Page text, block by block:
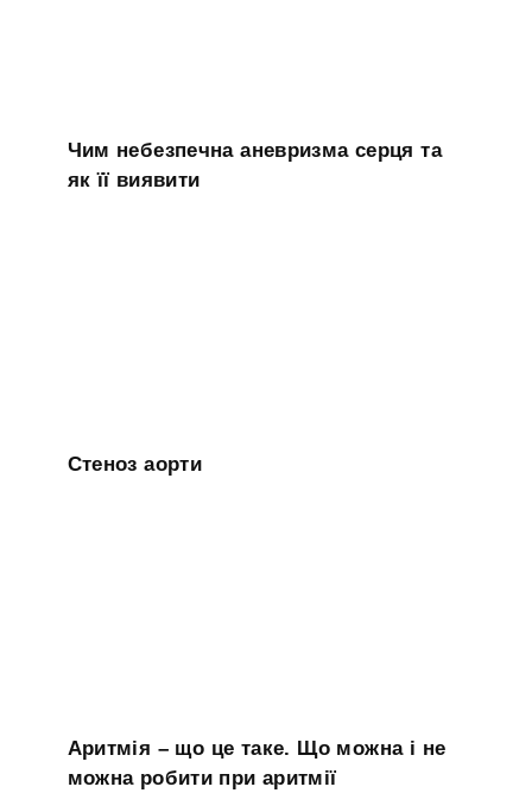
Чим небезпечна аневризма серця та
як її виявити
Стеноз аорти
Аритмія – що це таке. Що можна і не
можна робити при аритмії